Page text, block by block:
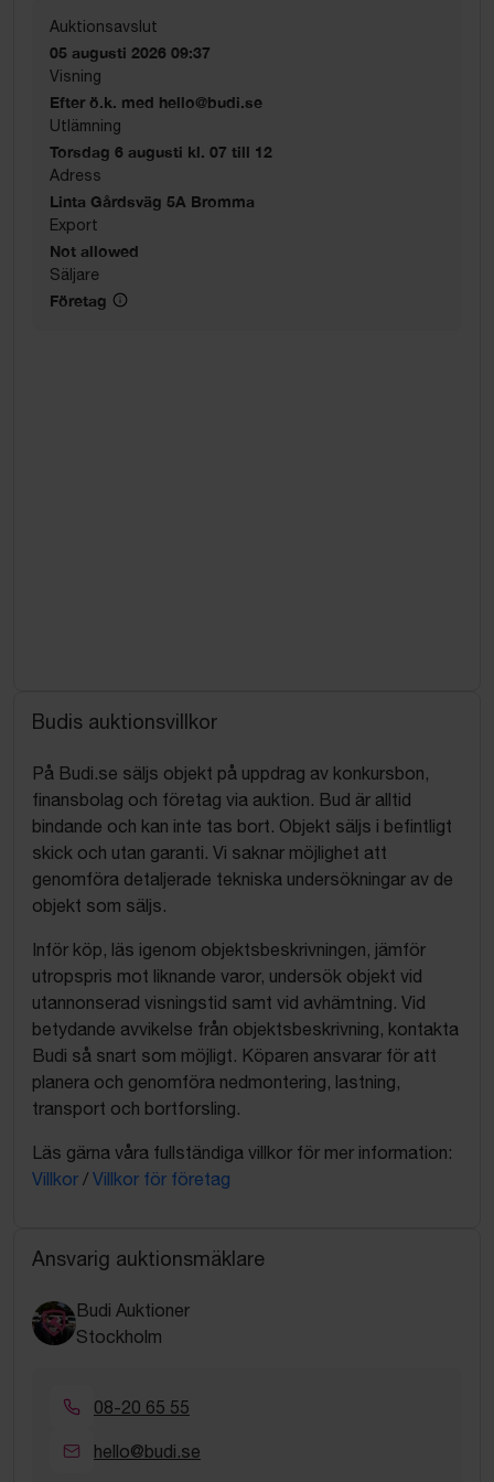
Auktionsavslut
05 augusti 2026 09:37
Visning
Efter ö.k. med hello@budi.se
Utlämning
Torsdag 6 augusti kl. 07 till 12
Adress
Linta Gårdsväg 5A Bromma
Export
Not allowed
Säljare
Företag
Budis auktionsvillkor
På Budi.se säljs objekt på uppdrag av konkursbon,
finansbolag och företag via auktion. Bud är alltid
bindande och kan inte tas bort. Objekt säljs i befintligt
skick och utan garanti. Vi saknar möjlighet att
genomföra detaljerade tekniska undersökningar av de
objekt som säljs.
Inför köp, läs igenom objektsbeskrivningen, jämför
utropspris mot liknande varor, undersök objekt vid
utannonserad visningstid samt vid avhämtning. Vid
betydande avvikelse från objektsbeskrivning, kontakta
Budi så snart som möjligt. Köparen ansvarar för att
planera och genomföra nedmontering, lastning,
transport och bortforsling.
Läs gärna våra fullständiga villkor för mer information:
Villkor / Villkor för företag
Ansvarig auktionsmäklare
Budi Auktioner
Stockholm
08-20 65 55
hello@budi.se